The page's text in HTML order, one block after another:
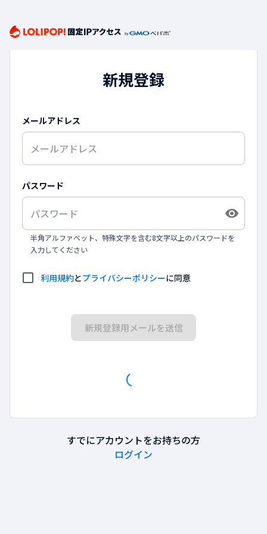
新規登録
メールアドレス
パスワード
半角アルファベット、特殊文字を含む8文字以上のパスワードを
入力してください
利用規約とプライバシーポリシーに同意
新規登録用メールを送信
すでにアカウントをお持ちの方
ログイン